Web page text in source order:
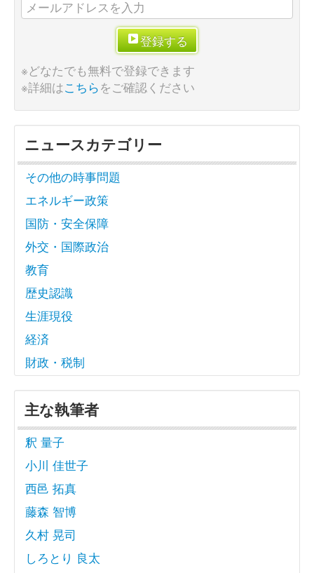
登録する
※どなたでも無料で登録できます
※詳細はこちらをご確認ください
ニュースカテゴリー
その他の時事問題
エネルギー政策
国防・安全保障
外交・国際政治
教育
歴史認識
生涯現役
経済
財政・税制
主な執筆者
釈 量子
小川 佳世子
西邑 拓真
藤森 智博
久村 晃司
しろとり 良太